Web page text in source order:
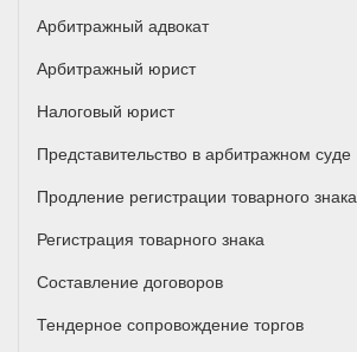
Арбитражный адвокат
Арбитражный юрист
Налоговый юрист
Представительство в арбитражном суде
Продление регистрации товарного знака
Регистрация товарного знака
Составление договоров
Тендерное сопровождение торгов